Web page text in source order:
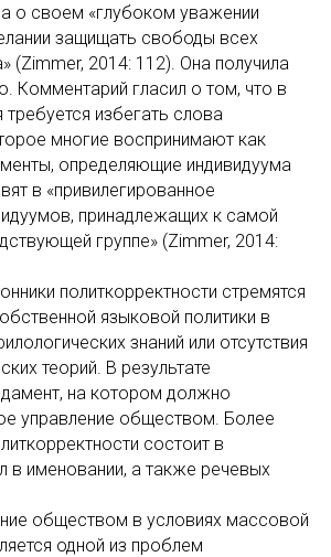
о своем «глубоком уважении
защищать свободы всех
(Zimmer, 2014: 112). Она получила
Комментарий гласил о том, что в
избегать слова
многие воспринимают как
определяющие индивидуума
в «привилегированное
принадлежащих к самой
группе» (Zimmer, 2014:
политкорректности стремятся
языковой политики в
знаний или отсутствия
теорий. В результате
на котором должно
управление обществом. Более
состоит в
в именовании, а также речевых
обществом в условиях массовой
одной из проблем